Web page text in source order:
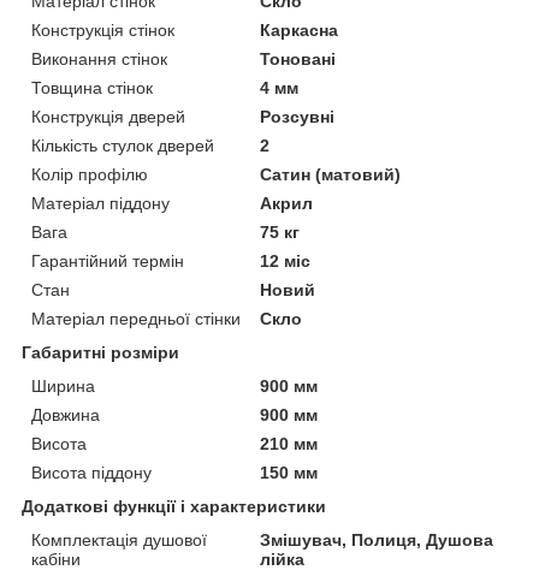
Конструкція стінок
Каркасна
Виконання стінок
Тоновані
Товщина стінок
4 мм
Конструкція дверей
Розсувні
Кількість стулок дверей
2
Колір профілю
Сатин (матовий)
Матеріал піддону
Акрил
Вага
75 кг
Гарантійний термін
12 міс
Стан
Новий
Матеріал передньої стінки
Скло
Габаритні розміри
Ширина
900 мм
Довжина
900 мм
Висота
210 мм
Висота піддону
150 мм
Додаткові функції і характеристики
Комплектація душової
кабіни
Змішувач, Полиця, Душова
лійка